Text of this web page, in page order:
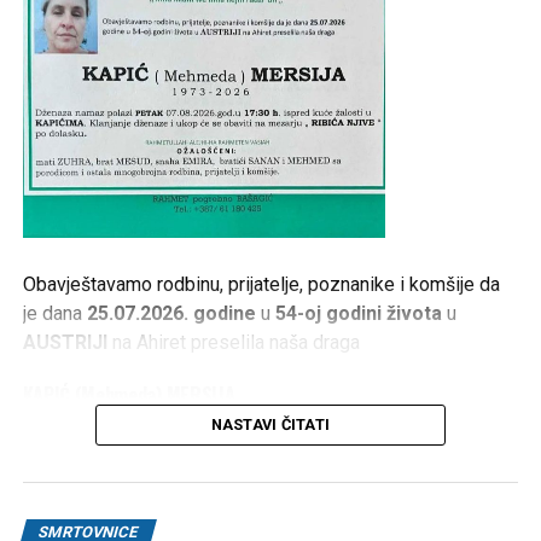
Obavještavamo rodbinu, prijatelje, poznanike i komšije da
je dana 25.07.2026. godine u 54-oj godini života u
AUSTRIJI na Ahiret preselila naša draga
Dženaza namaz polaziPETAK 07.08.2026. god. u 17:30
h, ispred kuće žalosti u
NASTAVI ČITATI
SMRTOVNICE